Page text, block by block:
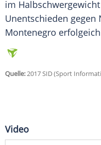
im
Unentschieden gegen
Montenegro
Quelle:2017 SID (Sport
Video